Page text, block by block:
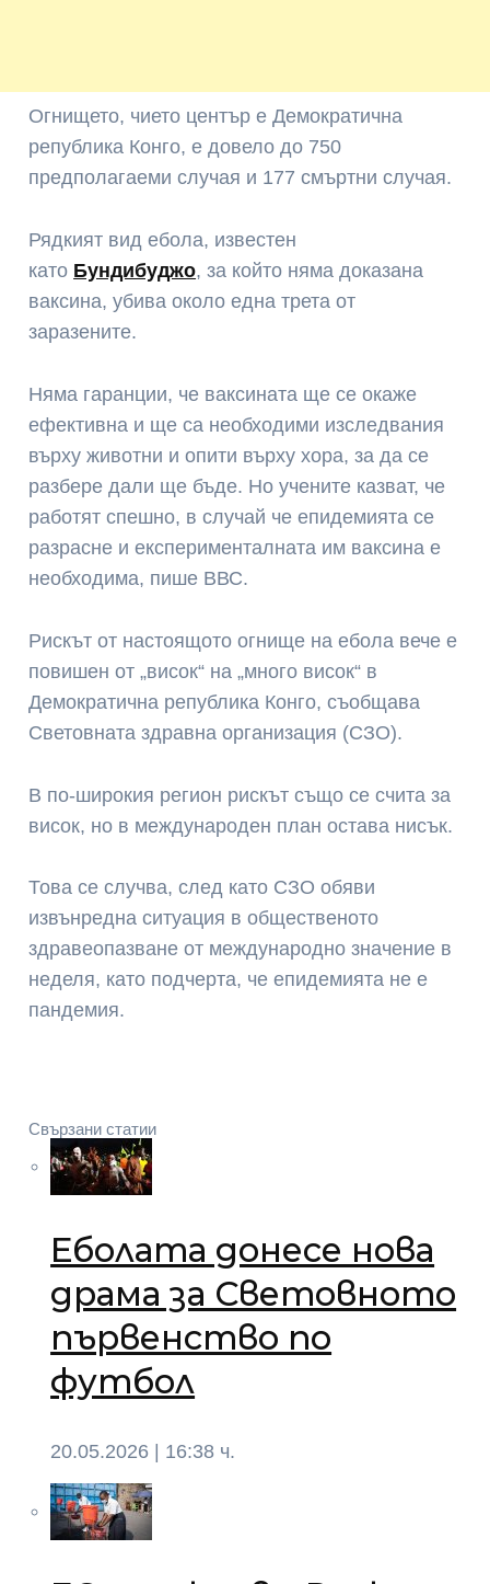
Огнището, чието център е Демократична
република Конго, е довело до 750
предполагаеми случая и 177 смъртни случая.
Рядкият вид ебола, известен
като Бундибуджо, за който няма доказана
ваксина, убива около една трета от
заразените.
Няма гаранции, че ваксината ще се окаже
ефективна и ще са необходими изследвания
върху животни и опити върху хора, за да се
разбере дали ще бъде. Но учените казват, че
работят спешно, в случай че епидемията се
разрасне и експерименталната им ваксина е
необходима, пише ВВС.
Рискът от настоящото огнище на ебола вече е
повишен от „висок“ на „много висок“ в
Демократична република Конго, съобщава
Световната здравна организация (СЗО).
В по-широкия регион рискът също се счита за
висок, но в международен план остава нисък.
Това се случва, след като СЗО обяви
извънредна ситуация в общественото
здравеопазване от международно значение в
неделя, като подчерта, че епидемията не е
пандемия.
Свързани статии
Еболата донесе нова
драма за Световното
първенство по
футбол
20.05.2026 | 16:38 ч.